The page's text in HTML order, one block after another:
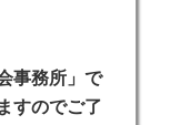
事務所」で
すのでご了